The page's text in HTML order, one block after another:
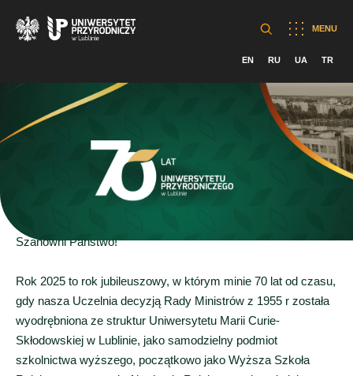
MENU
EN RU UA TR
Szanowni Państwo!
Rok 2025 to rok jubileuszowy, w którym minie 70 lat od czasu,
gdy nasza Uczelnia decyzją Rady Ministrów z 1955 r została
wyodrębniona ze struktur Uniwersytetu Marii Curie-
Skłodowskiej w Lublinie, jako samodzielny podmiot
szkolnictwa wyższego, początkowo jako Wyższa Szkoła